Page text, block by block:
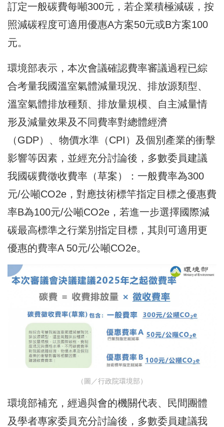
訂定一般碳費每噸300元，若企業積極減碳，按
照減碳程度可適用優惠A方案50元或B方案100
元。
環境部表示，本次會議確認費率審議過程已綜
合考量我國溫室氣體減量現況、排放源類型、
溫室氣體排放種類、排放量規模、自主減量情
形及減量效果及不同費率對總體經濟
（GDP）、物價水準（CPI）及個別產業的衝擊
影響等因素，並經充分討論後，多數委員建議
我國碳費徵收費率（草案）：一般費率為300
元/公噸CO2e，對應技術標竿指定目標之優惠費
率B為100元/公噸CO2e，若進一步選擇國際減
碳最高標準之行業別指定目標，其則可適用更
優惠的費率A 50元/公噸CO2e。
（圖／行政院環境部）
環境部補充，經過與會的機關代表、民間團體
及學者專家委員充分討論後，多數委員建議我